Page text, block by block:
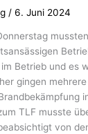
/6. Juni 2024
Betrieb und es
gingen
TLF musste
von